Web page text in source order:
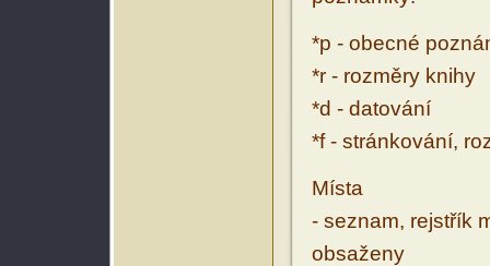
*p - obecné
*r - rozměry knihy
*d - datování
*f - stránkování,
Místa
- seznam, rejstřík
obsaženy